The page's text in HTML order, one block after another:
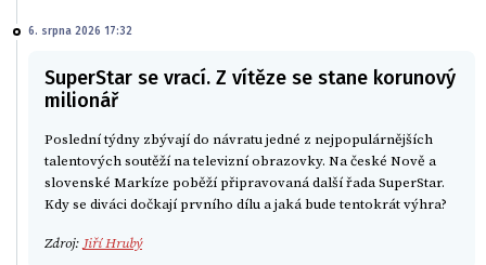
6. srpna 2026 17:32
SuperStar se vrací. Z vítěze se stane korunový
milionář
Poslední týdny zbývají do návratu jedné z nejpopulárnějších
talentových soutěží na televizní obrazovky. Na české Nově a
slovenské Markíze poběží připravovaná další řada SuperStar.
Kdy se diváci dočkají prvního dílu a jaká bude tentokrát výhra?
Zdroj: Jiří Hrubý